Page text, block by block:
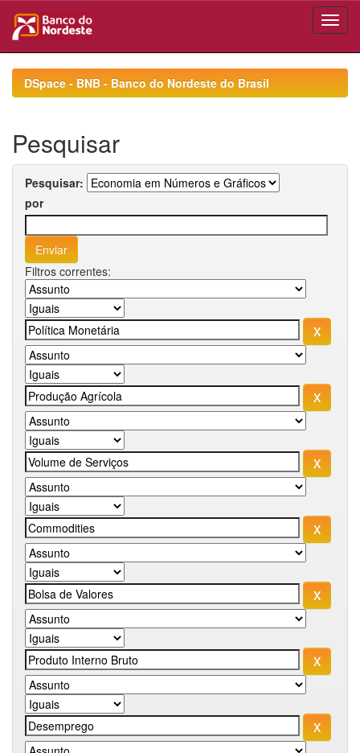
navigationDSpace - BNB - Banco do Nordeste do Brasil
Pesquisar
Pesquisar:
por
Filtros correntes: